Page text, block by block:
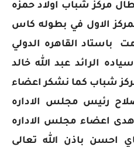
مركز شباب اولاد حمزه
الاول في بطوله كاس
باستاد القاهره الدولي
الرائد عبد الله خالد
شباب كما نشكر اعضاء
رئيس مجلس الاداره
هدى اعضاء مجلس الاداره
احسن باذن الله تعالى